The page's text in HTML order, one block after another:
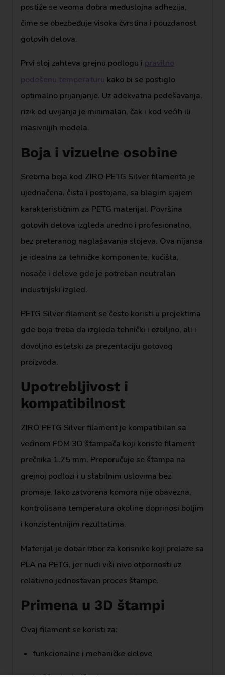
postiže se veoma dobra međuslojna adhezija,
čime se obezbeđuje visoka čvrstina i pouzdanost
gotovih delova.
Prvi sloj zahteva grejnu podlogu i pravilno
podešenu temperaturu kako bi se postiglo
optimalno prijanjanje. Uz adekvatna podešavanja,
rizik od uvijanja je minimalan, čak i kod većih ili
masivnijih modela.
Boja i vizuelne osobine
Srebrna boja kod ZIRO PETG Silver filamenta je
ujednačena, čista i postojana, sa blagim sjajem
karakterističnim za PETG materijal. Površina
gotovih delova izgleda uredno i profesionalno,
bez preteranog naglašavanja slojeva. Ova nijansa
je idealna za tehničke komponente, kućišta,
nosače i delove gde je potreban neutralan
industrijski izgled.
PETG Silver filament se često koristi u projektima
gde boja treba da izgleda tehnički i ozbiljno, ali i
dovoljno estetski za prezentaciju gotovog
proizvoda.
Upotrebljivost i
kompatibilnost
ZIRO PETG Silver filament je kompatibilan sa
većinom FDM 3D štampača koji koriste filament
prečnika 1.75 mm. Preporučuje se štampa na
grejnoj podlozi i u stabilnim uslovima bez
promaje. Iako zatvorena komora nije obavezna,
kontrolisana temperatura okoline doprinosi boljim
i konzistentnijim rezultatima.
Materijal je dobar izbor za korisnike koji prelaze sa
PLA na PETG, jer nudi viši nivo otpornosti uz
relativno jednostavan proces štampe.
Primena u 3D štampi
Ovaj filament se koristi za:
funkcionalne i mehaničke delove